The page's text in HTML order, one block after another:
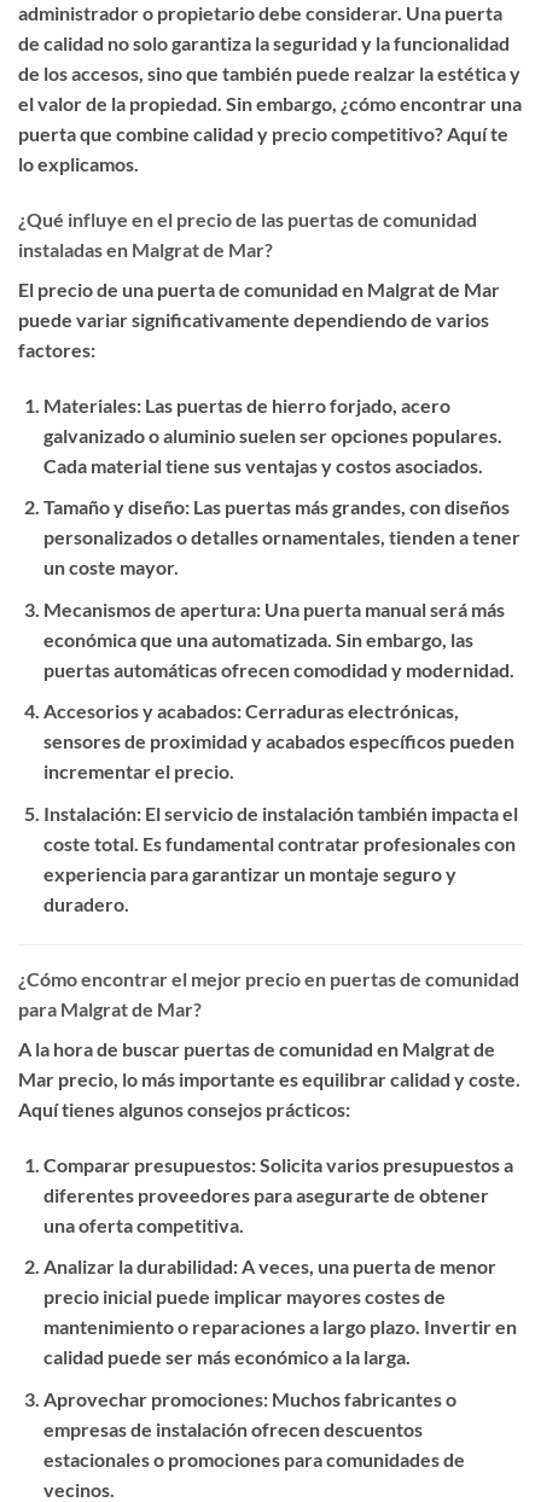
administrador o propietario debe considerar. Una puerta
de calidad no solo garantiza la seguridad y la funcionalidad
de los accesos, sino que también puede realzar la estética y
el valor de la propiedad. Sin embargo, ¿cómo encontrar una
puerta que combine calidad y precio competitivo? Aquí te
lo explicamos.
¿Qué influye en el precio de las puertas de comunidad
instaladas en Malgrat de Mar?
El precio de una puerta de comunidad en Malgrat de Mar
puede variar significativamente dependiendo de varios
factores:
Materiales: Las puertas de hierro forjado, acero
galvanizado o aluminio suelen ser opciones populares.
Cada material tiene sus ventajas y costos asociados.
Tamaño y diseño: Las puertas más grandes, con diseños
personalizados o detalles ornamentales, tienden a tener
un coste mayor.
Mecanismos de apertura: Una puerta manual será más
económica que una automatizada. Sin embargo, las
puertas automáticas ofrecen comodidad y modernidad.
Accesorios y acabados: Cerraduras electrónicas,
sensores de proximidad y acabados específicos pueden
incrementar el precio.
Instalación: El servicio de instalación también impacta el
coste total. Es fundamental contratar profesionales con
experiencia para garantizar un montaje seguro y
duradero.
¿Cómo encontrar el mejor precio en puertas de comunidad
para Malgrat de Mar?
A la hora de buscar puertas de comunidad en Malgrat de
Mar precio, lo más importante es equilibrar calidad y coste.
Aquí tienes algunos consejos prácticos:
Comparar presupuestos: Solicita varios presupuestos a
diferentes proveedores para asegurarte de obtener
una oferta competitiva.
Analizar la durabilidad: A veces, una puerta de menor
precio inicial puede implicar mayores costes de
mantenimiento o reparaciones a largo plazo. Invertir en
calidad puede ser más económico a la larga.
Aprovechar promociones: Muchos fabricantes o
empresas de instalación ofrecen descuentos
estacionales o promociones para comunidades de
vecinos.